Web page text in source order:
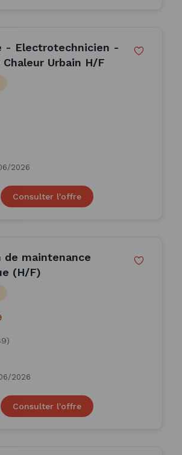
- Electrotechnicien -
Chaleur Urbain H/F
2026
Consulter l'offre
de maintenance
(H/F)
2026
Consulter l'offre